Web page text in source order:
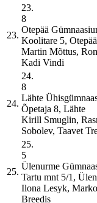
23.
23.
8
Otepää
Koolitare 5, Otepää
Martin Mõttus,
Kadi Vindi
24.
24.
8
Lähte
Õpetaja 8, Lähte
Kirill Smuglin,
Sobolev, Taavet
25.
25.
5
Ülenurme
Tartu mnt 5/1,
Ilona Lesyk,
Breedis